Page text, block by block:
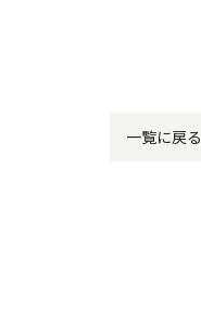
一覧に戻る